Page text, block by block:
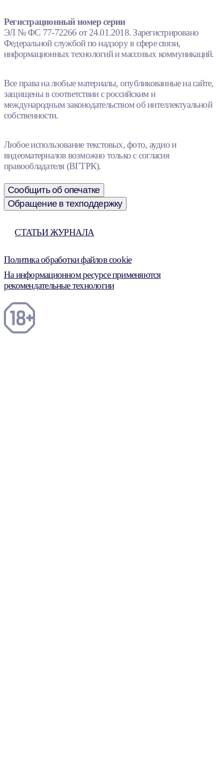
Регистрационный номер серии
ЭЛ № ФС 77-72266 от 24.01.2018. Зарегистрировано
Федеральной службой по надзору в сфере связи,
информационных технологий и массовых коммуникаций.
Все права на любые материалы, опубликованные на сайте,
защищены в соответствии с российским и
международным законодательством об интеллектуальной
собственности.
Любое использование текстовых, фото, аудио и
видеоматериалов возможно только с согласия
правообладателя (ВГТРК).
Сообщить об опечатке
Обращение в техподдержку
СТАТЬИ ЖУРНАЛА
Политика обработки файлов cookie
На информационном ресурсе применяются
рекомендательные технологии